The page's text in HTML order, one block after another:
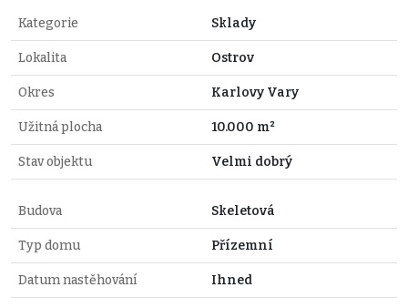
Kategorie Sklady
Lokalita Ostrov
Okres Karlovy Vary
Užitná plocha 10.000 m²
Stav objektu Velmi dobrý
Budova Skeletová
Typ domu Přízemní
Datum nastěhování Ihned